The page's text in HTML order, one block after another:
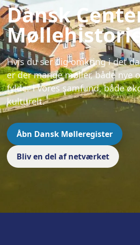
Dansk
Hvis du ser dig omkring i det
er der mange møller, både nye
fylder i vores samfund, både
kulturelt.
Åbn Dansk Mølleregister
Bliv en del af netværket